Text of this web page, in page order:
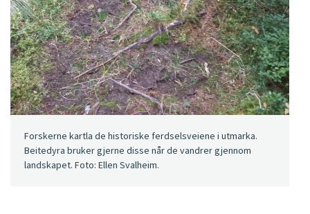
Forskerne kartla de historiske ferdselsveiene i utmarka.
Beitedyra bruker gjerne disse når de vandrer gjennom
landskapet. Foto: Ellen Svalheim.